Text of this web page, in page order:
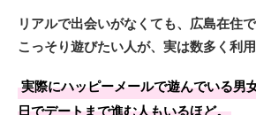
リアルで出会いがなくても、広島在住
こっそり遊びたい人が、実は数多く利用
実際にハッピーメールで遊んでいる男
日でデートまで進む人もいるほど。